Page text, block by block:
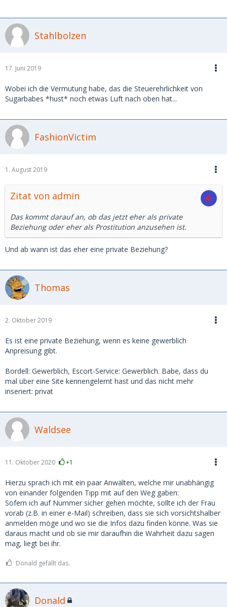
Stahlbolzen
17. Juni 2019
Wobei ich die Vermutung habe, das die Steuerehrlichkeit von
Sugarbabes *hust* noch etwas Luft nach oben hat...
FashionVictim
1. August 2019
Zitat von admin
Das kommt darauf an, ob das jetzt eher als private
Beziehung oder eher als Prostitution anzusehen ist.
Und ab wann ist das eher eine private Beziehung?
Thomas
2. Oktober 2019
Es ist eine private Beziehung, wenn es keine gewerblich
Anpreisung gibt.
Bordell: Gewerblich, Escort-Service: Gewerblich. Babe, dass du
mal über eine Site kennengelernt hast und das nicht mehr
inseriert: privat
Waldsee
11. Oktober 2020 +1
Hierzu sprach ich mit ein paar Anwälten, welche mir unabhängig
von einander folgenden Tipp mit auf den Weg gaben:
Sofern ich auf Nummer sicher gehen möchte, sollte ich der Frau
vorab (z.B. in einer e-Mail) schreiben, dass sie sich vorsichtshalber
anmelden möge und wo sie die Infos dazu finden könne. Was sie
daraus macht und ob sie mir daraufhin die Wahrheit dazu sagen
mag, liegt bei ihr.
Donald gefällt das.
Donald